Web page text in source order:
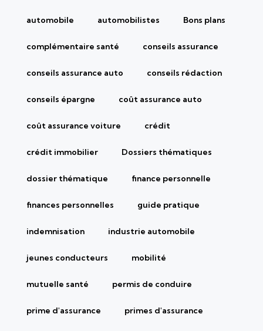
automobile automobilistes Bons plans
complémentaire santé conseils assurance
conseils assurance auto conseils rédaction
conseils épargne coût assurance auto
coût assurance voiture crédit
crédit immobilier Dossiers thématiques
dossier thématique finance personnelle
finances personnelles guide pratique
indemnisation industrie automobile
jeunes conducteurs mobilité
mutuelle santé permis de conduire
prime d'assurance primes d'assurance